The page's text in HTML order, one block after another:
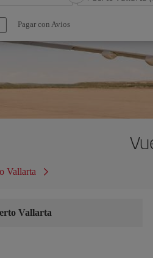
Pagar con Avios
Vallarta
Vallarta